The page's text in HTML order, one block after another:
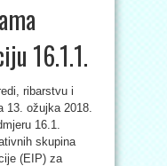
16.1.1.
ribarstvu i
13. ožujka 2018.
16.1.
skupina
(EIP) za